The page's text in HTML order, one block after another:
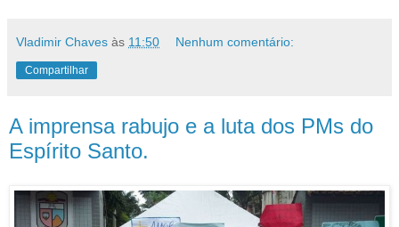
Vladimir Chaves às 11:50 Nenhum comentário:
Compartilhar
A imprensa rabujo e a luta dos PMs do
Espírito Santo.